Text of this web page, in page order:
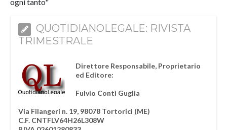
QUOTIDIANOLEGALE: RIVISTA
TRIMESTRALE
Direttore Responsabile, Proprietario
ed Editore:
Fulvio Conti Guglia
Via Filangeri n. 19, 98078 Tortorici (ME)
C.F. CNTFLV64H26L308W